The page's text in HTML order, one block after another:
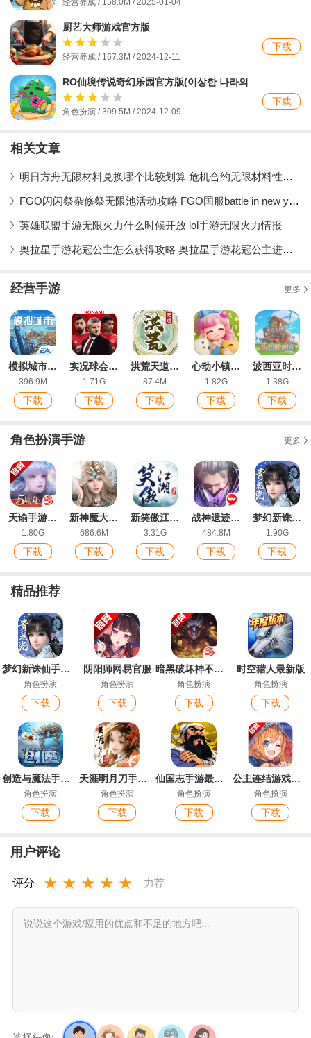
经营养成 / 158.0M / 2025-01-04
厨艺大师游戏官方版
经营养成 / 167.3M / 2024-12-11
下载
RO仙境传说奇幻乐园官方版(이상한 나라의
라그나로크)
角色扮演 / 309.5M / 2024-12-09
下载
相关文章
明日方舟无限材料兑换哪个比较划算 危机合约无限材料性价比分析
FGO闪闪祭杂修祭无限池活动攻略 FGO国服battle in new york 2019活动攻略
英雄联盟手游无限火力什么时候开放 lol手游无限火力情报
奥拉星手游花冠公主怎么获得攻略 奥拉星手游花冠公主进化攻略
经营手游 更多
模拟城市我是市长最新版
396.9M
下载
实况球会经理网易官方版
1.71G
下载
洪荒天道2主宰游戏免广告版
87.4M
下载
心动小镇官方正版
1.82G
下载
波西亚时光手游最新版
1.38G
下载
角色扮演手游 更多
天谕手游网易版官方版
1.80G
下载
新神魔大陆九游版
686.6M
下载
新笑傲江湖手游IOS福利版
3.31G
下载
战神遗迹ios版
484.8M
下载
梦幻新诛仙手游官方版
1.90G
下载
精品推荐
梦幻新诛仙手游官方版
角色扮演
下载
阴阳师网易官服
角色扮演
下载
暗黑破坏神不朽手游官方版
角色扮演
下载
时空猎人最新版
角色扮演
下载
创造与魔法手游官方版
角色扮演
下载
天涯明月刀手游最新版
角色扮演
下载
仙国志手游最新版
角色扮演
下载
公主连结游戏安卓版
角色扮演
下载
用户评论
评分 ★ ★ ★ ★ ★ 力荐